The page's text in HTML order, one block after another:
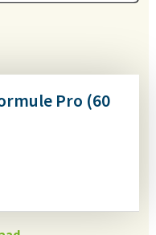
Pro (60